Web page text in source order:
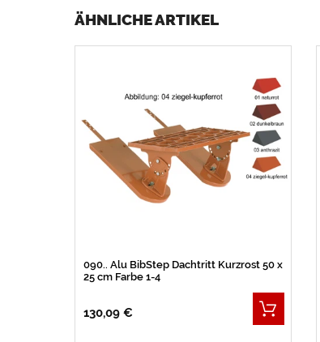
ÄHNLICHE ARTIKEL
090.. Alu BibStep Dachtritt Kurzrost 50 x
25 cm Farbe 1-4
130,09 €